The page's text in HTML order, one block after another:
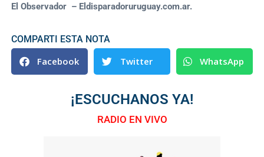
El Observador – Eldisparadoruruguay.com.ar.
COMPARTI ESTA NOTA
Facebook Twitter WhatsApp
¡ESCUCHANOS YA!
RADIO EN VIVO